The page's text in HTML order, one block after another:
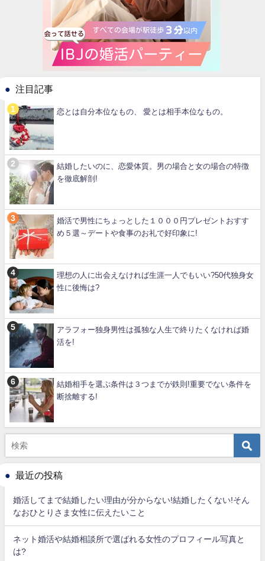
注目記事
恋とは自分本位なもの、 愛とは相手本位なもの。
結婚したいのに、恋愛体質。男の場合と女の場合の特徴
を徹底解剖!
婚活で男性にちょっとした１０００円プレゼントおすす
め５選～デートや食事のお礼で好印象に!
理想の人に出会えなければ生涯一人でもいい?50代独身女
性に後悔は?
アラフォー独身男性は孤独な人生で終りたくなければ婚
活を!
結婚相手を選ぶ条件は３つまでが鉄則!重要でない条件を
断捨離する!
最近の投稿
婚活してまで結婚したい理由が分からない!結婚したくない!そん
なおひとりさま女性に伝えたいこと
ネット婚活や結婚相談所で選ばれる女性のプロフィール写真と
は?